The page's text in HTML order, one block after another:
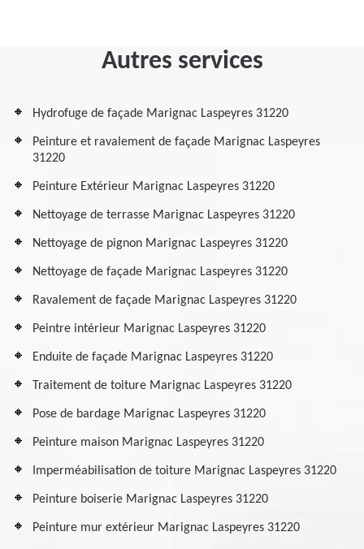
Autres services
Hydrofuge de façade Marignac Laspeyres 31220
Peinture et ravalement de façade Marignac Laspeyres
31220
Peinture Extérieur Marignac Laspeyres 31220
Nettoyage de terrasse Marignac Laspeyres 31220
Nettoyage de pignon Marignac Laspeyres 31220
Nettoyage de façade Marignac Laspeyres 31220
Ravalement de façade Marignac Laspeyres 31220
Peintre intérieur Marignac Laspeyres 31220
Enduite de façade Marignac Laspeyres 31220
Traitement de toiture Marignac Laspeyres 31220
Pose de bardage Marignac Laspeyres 31220
Peinture maison Marignac Laspeyres 31220
Imperméabilisation de toiture Marignac Laspeyres 31220
Peinture boiserie Marignac Laspeyres 31220
Peinture mur extérieur Marignac Laspeyres 31220